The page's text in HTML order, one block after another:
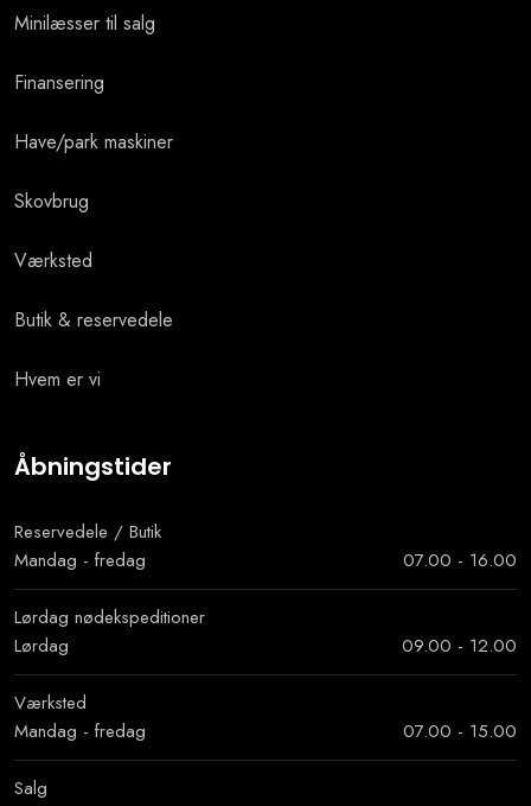
Minilæsser ​til salg
Finansering
Have/park maskiner
Skovbrug
Værksted
Butik & reservedele
Hvem er vi
Åbningstider
Reservedele / Butik
Mandag - fredag
07.00 - 16.00
Lørdag nødekspeditioner​
Lørdag
09.00 - 12.00
Værksted
Mandag - fredag
07.00 - 15.00
Salg